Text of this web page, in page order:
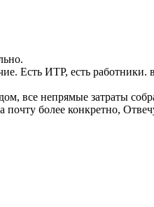
Есть ИТР, есть
все непрямые затраты
почту более конкретно,